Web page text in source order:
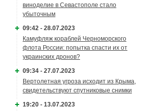
виноделие в Севастополе стало
убыточным
09:42 - 28.07.2023
Камуфляж кораблей Черноморского
флота России: попытка спасти их от
украинских дронов?
09:34 - 27.07.2023
Вертолетная угроза исходит из Крыма,
свидетельствуют спутниковые снимки
19:20 - 13.07.2023